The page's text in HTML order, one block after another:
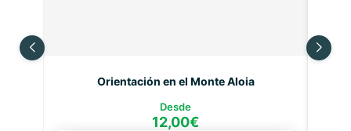
Orientación en el Monte Aloia
Desde
12,00€